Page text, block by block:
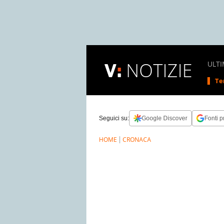
NOTIZIE
Seguici su: Google Discover Fonti
HOME CRONACA